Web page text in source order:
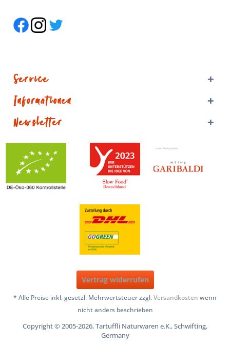
Service
Informationen
Newsletter
Vertrag widerrufen
* Alle Preise inkl. gesetzl. Mehrwertsteuer zzgl.Versandkosten wenn
nicht anders beschrieben
Copyright © 2005-2026, Tartuffli Naturwaren e.K., Schwifting,
Germany